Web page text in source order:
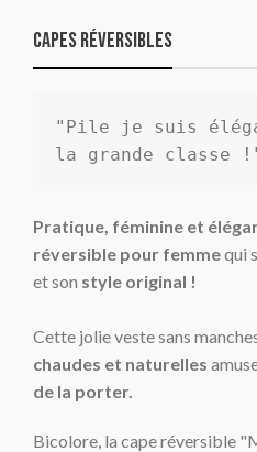
Capes réversibles
"Pile je suis
la grande classe
Pratique, féminine et
réversible pour femmequi
et son style original !
Cette jolie veste sans
chaudes et naturelles
de la porter.
Bicolore, la cape réversible